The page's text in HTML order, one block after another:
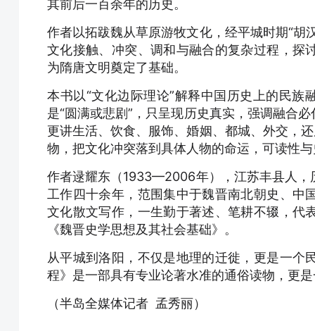
其前后一百余年的历史。
作者以拓跋魏从草原游牧文化，经平城时期“胡
文化接触、冲突、调和与融合的复杂过程，探
为隋唐文明奠定了基础。
本书以“文化边际理论”解释中国历史上的民族
是“圆满或悲剧”，只呈现历史真实，强调融合
更讲生活、饮食、服饰、婚姻、都城、外交，
物，把文化冲突落到具体人物的命运，可读性
作者逯耀东（1933—2006年），江苏丰县人，
工作四十余年，范围集中于魏晋南北朝史、中
文化散文写作，一生勤于著述、笔耕不辍，代
《魏晋史学思想及其社会基础》。
从平城到洛阳，不仅是地理的迁徙，更是一个
程》是一部具有专业论著水准的通俗读物，更
（半岛全媒体记者 孟秀丽）